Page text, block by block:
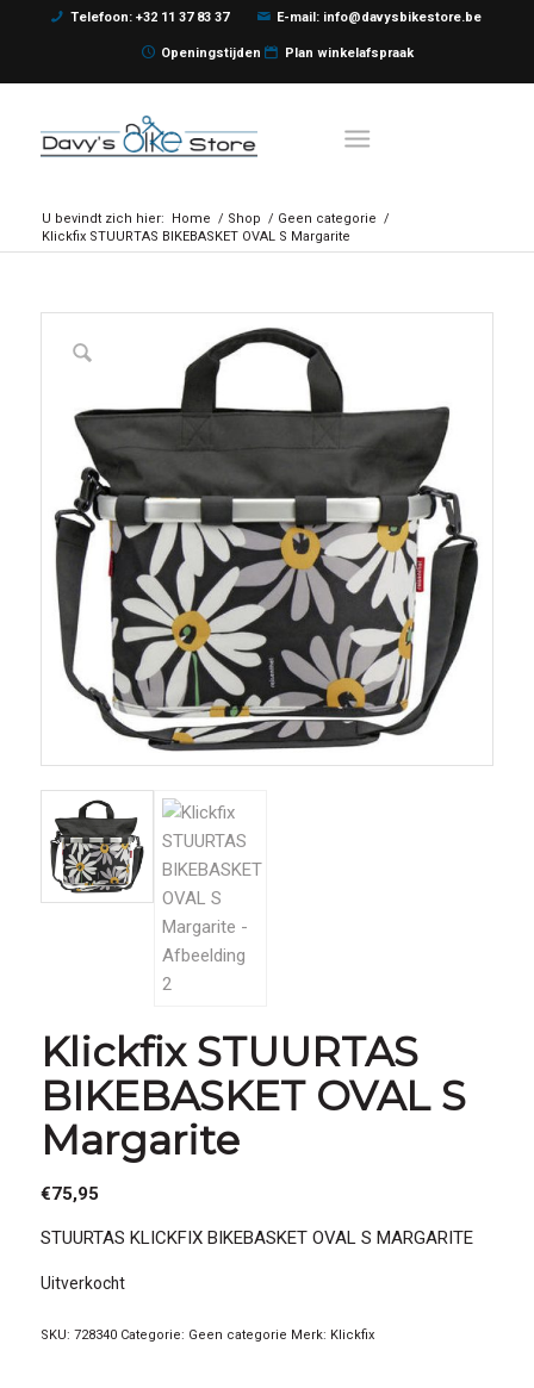
Telefoon: +32 11 37 83 37 E-mail: info@davysbikestore.be
Openingstijden Plan winkelafspraak
U bevindt zich hier: Home / Shop / Geen categorie /
Klickfix STUURTAS BIKEBASKET OVAL S Margarite
Klickfix STUURTAS
BIKEBASKET OVAL S
Margarite
€75,95
STUURTAS KLICKFIX BIKEBASKET OVAL S MARGARITE
Uitverkocht
SKU: 728340 Categorie: Geen categorie Merk: Klickfix